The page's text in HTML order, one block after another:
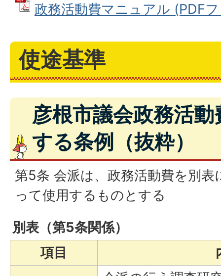
政務活動費マニュアル (PDF
使途基準
彦根市議会政務活
する条例（抜粋）
第5条 会派は、政務活動費を別
って使用するものとする
別表（第5条関係）
項目